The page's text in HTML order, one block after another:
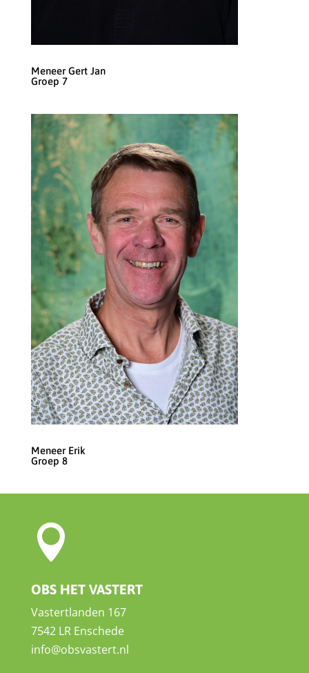
Meneer Gert Jan
Groep 7
Meneer Erik
Groep 8

OBS HET VASTERT
Vastertlanden 167
7542 LR Enschede
info@obsvastert.nl